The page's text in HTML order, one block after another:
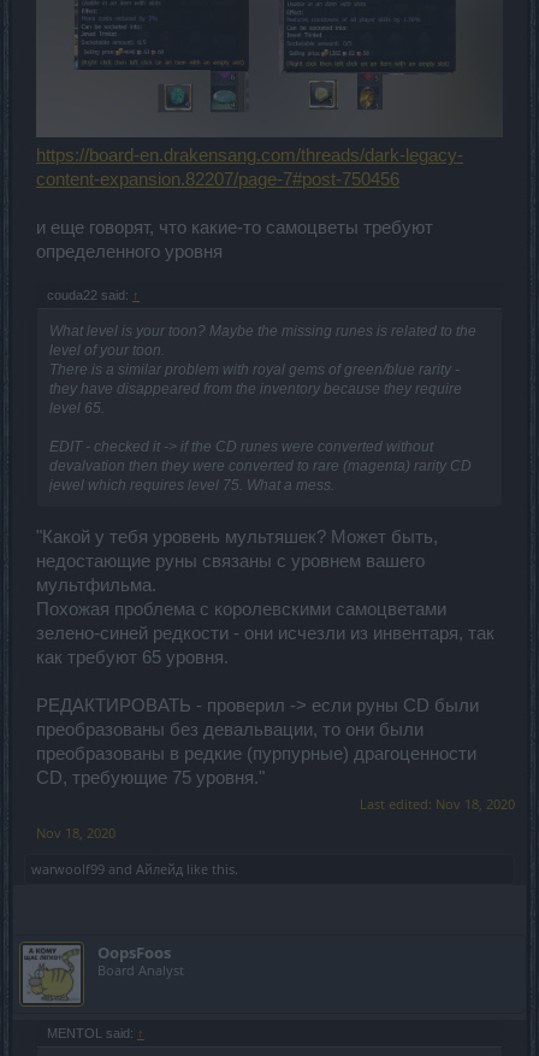
https://board-en.drakensang.com/threads/dark-legacy-
content-expansion.82207/page-7#post-750456
и еще говорят, что какие-то самоцветы требуют
определенного уровня
couda22 said: ↑
What level is your toon? Maybe the missing runes is related to the
level of your toon.
There is a similar problem with royal gems of green/blue rarity -
they have disappeared from the inventory because they require
level 65.
EDIT - checked it -> if the CD runes were converted without
devalvation then they were converted to rare (magenta) rarity CD
jewel which requires level 75. What a mess.
"Какой у тебя уровень мультяшек? Может быть,
недостающие руны связаны с уровнем вашего
мультфильма.
Похожая проблема с королевскими самоцветами
зелено-синей редкости - они исчезли из инвентаря, так
как требуют 65 уровня.
РЕДАКТИРОВАТЬ - проверил -> если руны CD были
преобразованы без девальвации, то они были
преобразованы в редкие (пурпурные) драгоценности
CD, требующие 75 уровня."
Last edited: Nov 18, 2020
Nov 18, 2020
warwoolf99 and Айлейд like this.
OopsFoos
Board Analyst
MENTOL said: ↑